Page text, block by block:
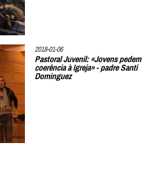
2018-01-06
Pastoral Juvenil: «Jovens pedem
coerência à Igreja» - padre Santi
Dominguez